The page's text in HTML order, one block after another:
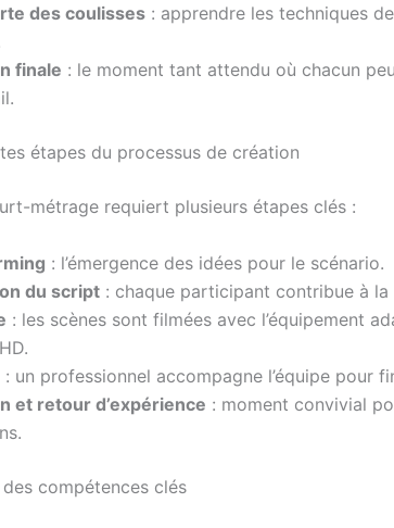
des coulisses : apprendre les techniques
finale : le moment tant attendu où chacun
étapes du processus de création
métrage requiert plusieurs étapes clés :
: l’émergence des idées pour le scénario.
du script : chaque participant contribue à la
: les scènes sont filmées avec l’équipement
: un professionnel accompagne l’équipe pour
et retour d’expérience : moment convivial
compétences clés